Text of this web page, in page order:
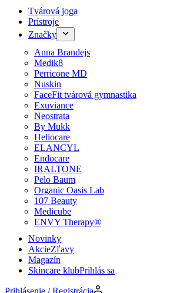
Tvárová joga
Prístroje
Značky
Anna Brandejs
Medik8
Perricone MD
Nuskin
FaceFit tvárová gymnastika
Exuviance
Neostrata
By Mukk
Heliocare
ELANCYL
Endocare
IRALTONE
Pelo Baum
Organic Oasis Lab
107 Beauty
Medicube
ENVY Therapy®
Novinky
AkcieZľavy
Magazín
Skincare klubPrihlás sa
Prihlásenie / Registrácia